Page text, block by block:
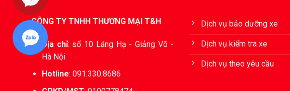
CÔNG TY TNHH THƯƠNG MẠI T&H
Địa chỉ: số 10 Láng Hạ - Giảng Võ -
Hà Nội
Hotline: 091.330.8686
Dịch vụ bảo dưỡng xe
Dịch vụ kiểm tra xe
Dịch vụ theo yêu cầu